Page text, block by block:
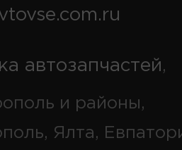
автозапчастей,
и районы,
Ялта,